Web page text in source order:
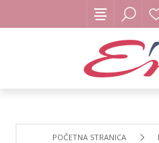
POČETNA STRANICA